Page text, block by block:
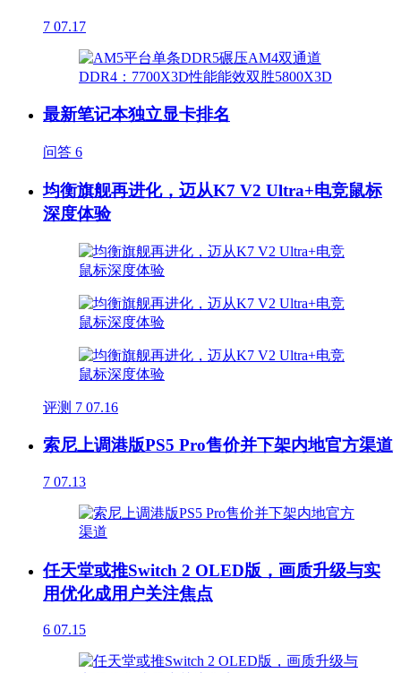
7 07.17
最新笔记本独立显卡排名
问答 6
均衡旗舰再进化，迈从K7 V2 Ultra+电竞鼠标
深度体验
评测 7 07.16
索尼上调港版PS5 Pro售价并下架内地官方渠道
7 07.13
任天堂或推Switch 2 OLED版，画质升级与实
用优化成用户关注焦点
6 07.15